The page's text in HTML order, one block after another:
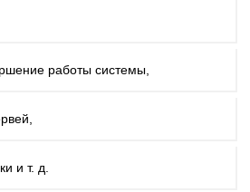
работы системы,
и т. д.